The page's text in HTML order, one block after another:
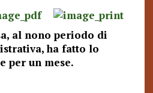
al nono periodo di
ha fatto lo
per un mese.